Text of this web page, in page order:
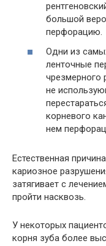
большой
перфорацию.
Одни из
ленточные
чрезмерного
не
корневого
нем
Естественная
кариозное
затягивает с
пройти насквозь.
У некоторых
корня зуба более